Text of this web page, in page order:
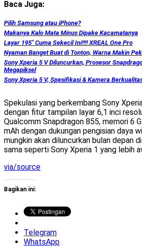
Baca Juga:
Pilih Samsung atau iPhone?
Makanya Kalo Mata Minus Dipake Kacamatanya
Layar 195″ Cuma Sekecil Ini!!!! XREAL One Pro
Nyaman Banget Buat di Tonton, Warna Makin
Sony Xperia 5 V Diluncurkan, Prosesor
Megapiksel
Sony Xperia 5 V, Spesifikasi & Kamera
Spekulasi yang berkembang Sony
dengan fitur tampilan layar 6,1 inci
Qualcomm Snapdragon 855, memori 6
mAh dengan dukungan pengisian daya
mungkin akan diluncurkan bulan depan
sama seperti Sony Xperia 1 yang lebih
via/source
Bagikan ini:
Telegram
WhatsApp